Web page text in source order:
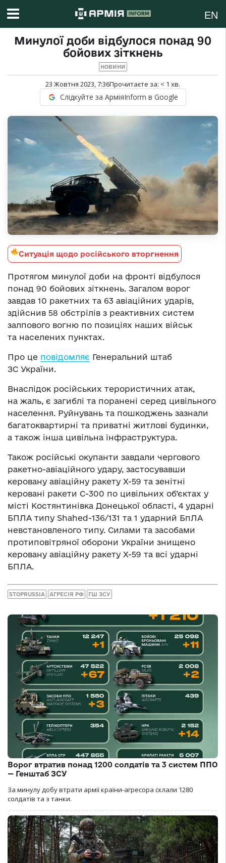
EN
Минулої доби відбулося понад 90
бойових зіткнень
НОВИНИ
23 Жовтня 2023, 7:36Прочитаєте за: < 1 хв.
Слідкуйте за АрміяInform в Google
Ситуація щодо російського вторгнення
Протягом минулої доби на фронті відбулося
понад 90 бойових зіткнень. Загалом ворог
завдав 10 ракетних та 63 авіаційних ударів,
здійснив 58 обстрілів з реактивних систем
залпового вогню по позиціях наших військ
та населених пунктах.
Про це повідомляє Генеральний штаб
ЗС України.
Внаслідок російських терористичних атак,
на жаль, є загиблі та поранені серед цивільного
населення. Руйнувань та пошкоджень зазнали
багатоквартирні та приватні житлові будинки,
а також інша цивільна інфраструктура.
Також російські окупанти завдали чергового
ракетно-авіаційного удару, застосувавши
керовану авіаційну ракету Х-59 та зенітні
керовані ракети С-300 по цивільних об’єктах у
місті Костянтинівка Донецької області, 4 ударні
БПЛА типу Shahed-136/131 та 1 ударний БпЛА
невстановленого типу. Силами та засобами
протиповітряної оборони України знищено
керовану авіаційну ракету Х-59 та всі ударні
БПЛА.
STOPRUSSIA АГРЕСІЯ РФ ГШ ЗСУ
Ворог втратив понад 1200 солдатів та 3 систем ППО
— Генштаб ЗСУ
За минулу добу втрати армії країни-агресора склали 1280
солдатів та з танки.